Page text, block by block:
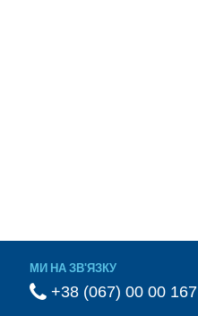
МИ НА ЗВ'ЯЗКУ
+38 (067) 00 00 167